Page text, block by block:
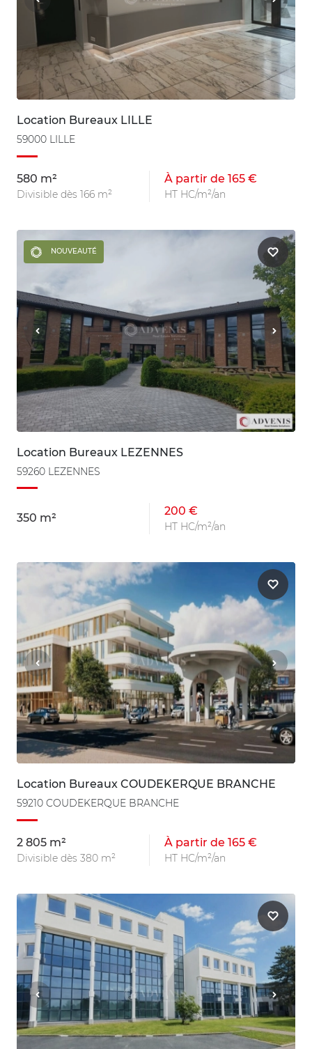
Location Bureaux LILLE
59000 LILLE
580 m²
Divisible dès 166 m²
À partir de 165 €
HT HC/m²/an
NOUVEAUTÉ
Location Bureaux LEZENNES
59260 LEZENNES
350 m²
200 €
HT HC/m²/an
Location Bureaux COUDEKERQUE BRANCHE
59210 COUDEKERQUE BRANCHE
2 805 m²
Divisible dès 380 m²
À partir de 165 €
HT HC/m²/an